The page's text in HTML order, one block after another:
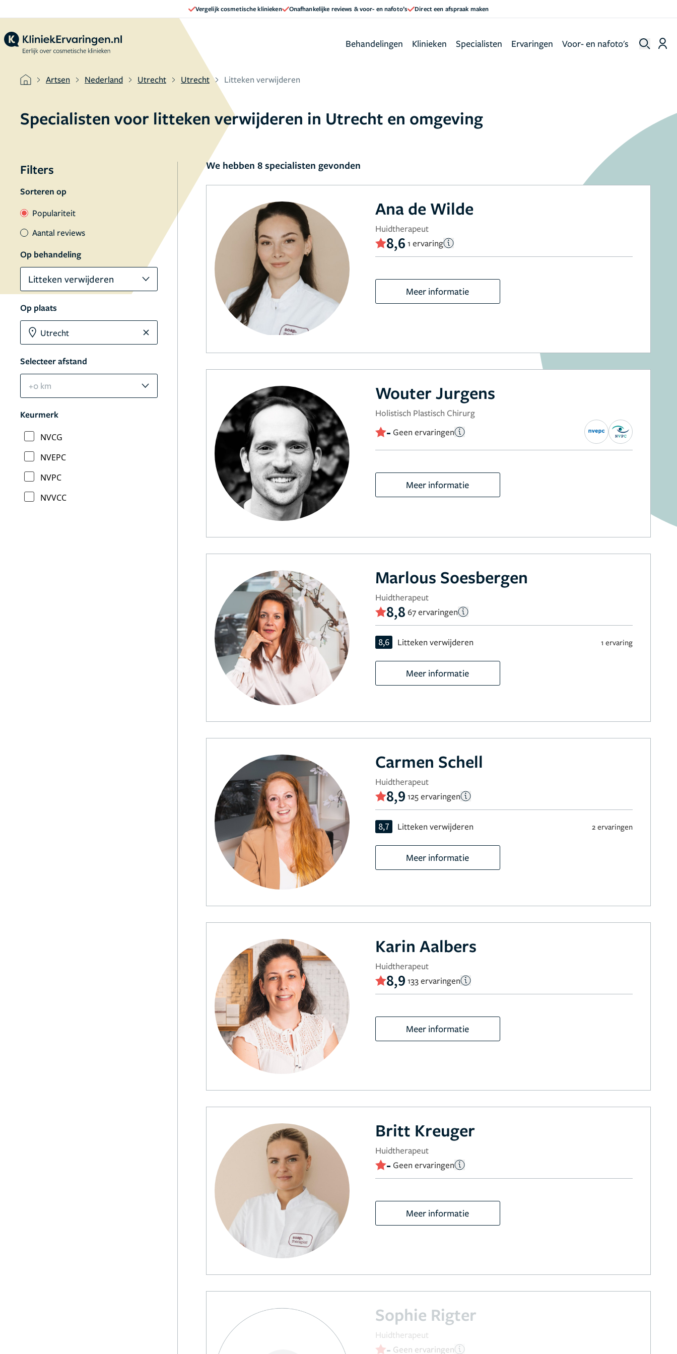
Vergelijk cosmetische klinieken Onafhankelijke reviews & voor- en nafoto’s Direct een afspraak maken
Behandelingen Klinieken Specialisten Ervaringen Voor- en nafoto's
Artsen Nederland Utrecht Utrecht Litteken verwijderen
Specialisten voor litteken verwijderen in Utrecht en omgeving
Filters
Sorteren op
Populariteit
Aantal reviews
Op behandeling
Litteken verwijderen
Op plaats
Selecteer afstand
+0 km
Keurmerk
NVCG
NVEPC
NVPC
NVVCC
We hebben 8 specialisten gevonden
Ana de Wilde
Huidtherapeut
8,6 1 ervaring
Meer informatie
Wouter Jurgens
Holistisch Plastisch Chirurg
- Geen ervaringen
Meer informatie
Marlous Soesbergen
Huidtherapeut
8,8 67 ervaringen
8,6 Litteken verwijderen 1 ervaring
Meer informatie
Carmen Schell
Huidtherapeut
8,9 125 ervaringen
8,7 Litteken verwijderen 2 ervaringen
Meer informatie
Karin Aalbers
Huidtherapeut
8,9 133 ervaringen
Meer informatie
Britt Kreuger
Huidtherapeut
- Geen ervaringen
Meer informatie
Sophie Rigter
Huidtherapeut
- Geen ervaringen